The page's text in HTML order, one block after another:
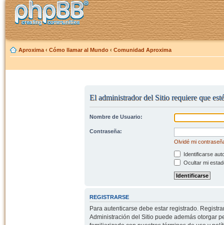
Aproxima ‹ Cómo llamar al Mundo ‹ Comunidad Aproxima
El administrador del Sitio requiere que
Nombre de Usuario:
Contraseña:
Olvidé mi
Identificarse
Ocultar mi
REGISTRARSE
Para autenticarse debe estar registrado.
Administración del Sitio puede además otorgar